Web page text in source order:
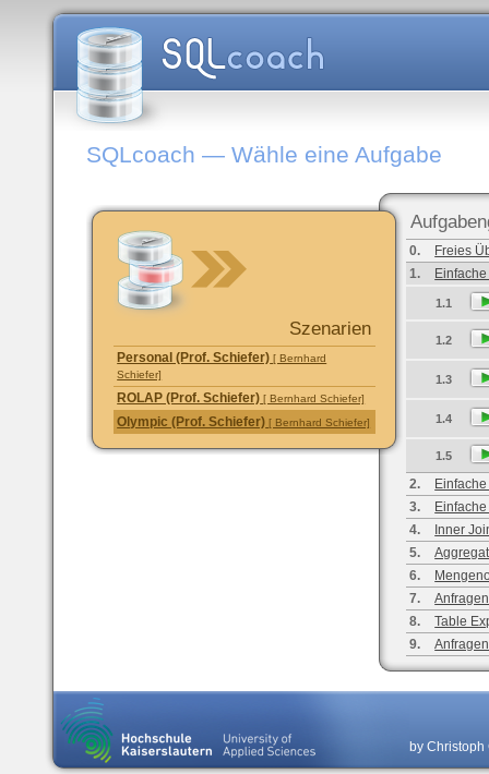
SQLcoach — Wähle eine Aufgabe
0.
Freies
1.
1.1
1.2
1.3
1.4
1.5
2.
3.
4.
Inner
5.
6.
7.
8.
Table
9.
Szenarien
Personal (Prof. Schiefer) [ Bernhard
Schiefer]
ROLAP (Prof. Schiefer) [ Bernhard Schiefer]
Olympic (Prof. Schiefer) [ Bernhard Schiefer]
by